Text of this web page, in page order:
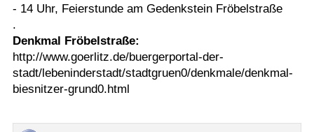
- 14 Uhr, Feierstunde am Gedenkstein Fröbelstraße
.
Denkmal Fröbelstraße:
http://www.goerlitz.de/buergerportal-der-
stadt/lebeninderstadt/stadtgruen0/denkmale/denkmal-
biesnitzer-grund0.html